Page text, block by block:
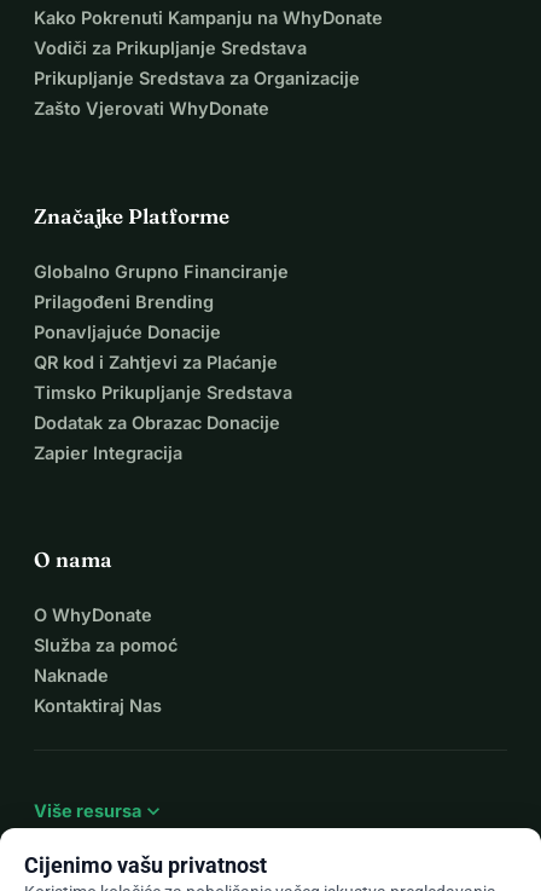
Kako Pokrenuti Kampanju na WhyDonate
Vodiči za Prikupljanje Sredstava
Prikupljanje Sredstava za Organizacije
Zašto Vjerovati WhyDonate
Značajke Platforme
Globalno Grupno Financiranje
Prilagođeni Brending
Ponavljajuće Donacije
QR kod i Zahtjevi za Plaćanje
Timsko Prikupljanje Sredstava
Dodatak za Obrazac Donacije
Zapier Integracija
O nama
O WhyDonate
Služba za pomoć
Naknade
Kontaktiraj Nas
Više resursa expand_more
Cijenimo vašu privatnost